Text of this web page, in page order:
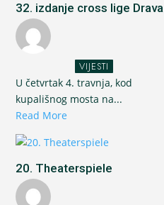
32. izdanje cross lige Drava
VIJESTI
U četvrtak 4. travnja, kod
kupališnog mosta na...
Read More
20. Theaterspiele